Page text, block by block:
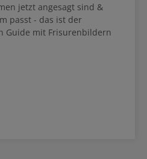
jetzt angesagt sind &
passt - das ist der
Guide mit Frisurenbildern